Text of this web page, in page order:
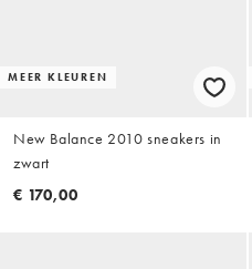
MEER KLEUREN
New Balance 2010 sneakers in
zwart
€ 170,00